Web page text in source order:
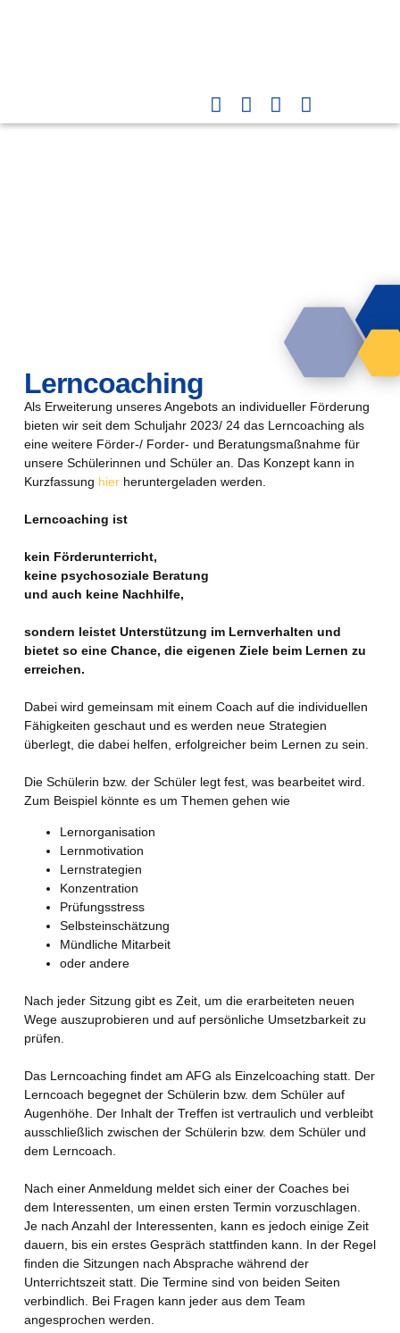
Lerncoaching
Als Erweiterung unseres Angebots an individueller Förderung
bieten wir seit dem Schuljahr 2023/ 24 das Lerncoaching als
eine weitere Förder-/ Forder- und Beratungsmaßnahme für
unsere Schülerinnen und Schüler an. Das Konzept kann in
Kurzfassung hierheruntergeladen werden.
Lerncoaching ist
kein Förderunterricht,
keine psychosoziale Beratung
und auch keine Nachhilfe,
sondern leistet Unterstützung im Lernverhalten und
bietet so eine Chance, die eigenen Ziele beim Lernen zu
erreichen.
Dabei wird gemeinsam mit einem Coach auf die individuellen
Fähigkeiten geschaut und es werden neue Strategien
überlegt, die dabei helfen, erfolgreicher beim Lernen zu sein.
Die Schülerin bzw. der Schüler legt fest, was bearbeitet wird.
Zum Beispiel könnte es um Themen gehen wie
Lernorganisation
Lernmotivation
Lernstrategien
Konzentration
Prüfungsstress
Selbsteinschätzung
Mündliche Mitarbeit
oder andere
Nach jeder Sitzung gibt es Zeit, um die erarbeiteten neuen
Wege auszuprobieren und auf persönliche Umsetzbarkeit zu
prüfen.
Das Lerncoaching findet am AFG als Einzelcoaching statt. Der
Lerncoach begegnet der Schülerin bzw. dem Schüler auf
Augenhöhe. Der Inhalt der Treffen ist vertraulich und verbleibt
ausschließlich zwischen der Schülerin bzw. dem Schüler und
dem Lerncoach.
Nach einer Anmeldung meldet sich einer der Coaches bei
dem Interessenten, um einen ersten Termin vorzuschlagen.
Je nach Anzahl der Interessenten, kann es jedoch einige Zeit
dauern, bis ein erstes Gespräch stattfinden kann. In der Regel
finden die Sitzungen nach Absprache während der
Unterrichtszeit statt. Die Termine sind von beiden Seiten
verbindlich. Bei Fragen kann jeder aus dem Team
angesprochen werden.